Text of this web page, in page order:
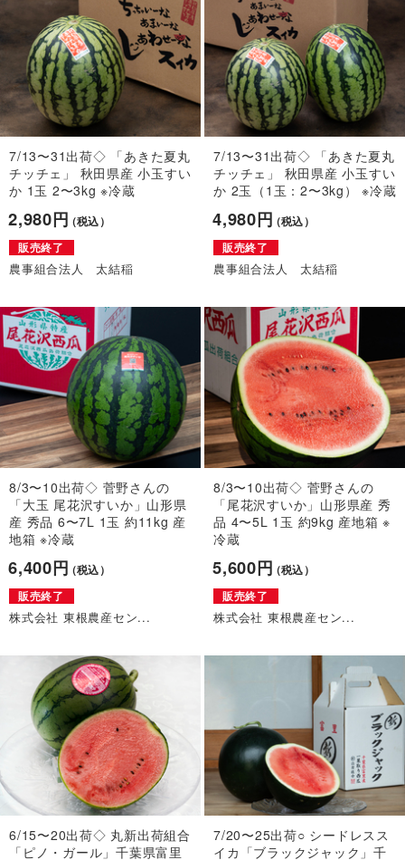
7/13〜31出荷◇ 「あきた夏丸
チッチェ」 秋田県産 小玉すい
か 1玉 2〜3kg ※冷蔵
2,980円（税込）
販売終了
農事組合法人 太結稲
7/13〜31出荷◇ 「あきた夏丸
チッチェ」 秋田県産 小玉すい
か 2玉（1玉：2〜3kg） ※冷蔵
4,980円（税込）
販売終了
農事組合法人 太結稲
8/3〜10出荷◇ 菅野さんの
「大玉 尾花沢すいか」山形県
産 秀品 6〜7L 1玉 約11kg 産
地箱 ※冷蔵
6,400円（税込）
販売終了
株式会社 東根農産セン...
8/3〜10出荷◇ 菅野さんの
「尾花沢すいか」山形県産 秀
品 4〜5L 1玉 約9kg 産地箱 ※
冷蔵
5,600円（税込）
販売終了
株式会社 東根農産セン...
6/15〜20出荷◇ 丸新出荷組合
「ピノ・ガール」千葉県富里
7/20〜25出荷○ シードレスス
イカ「ブラックジャック」千